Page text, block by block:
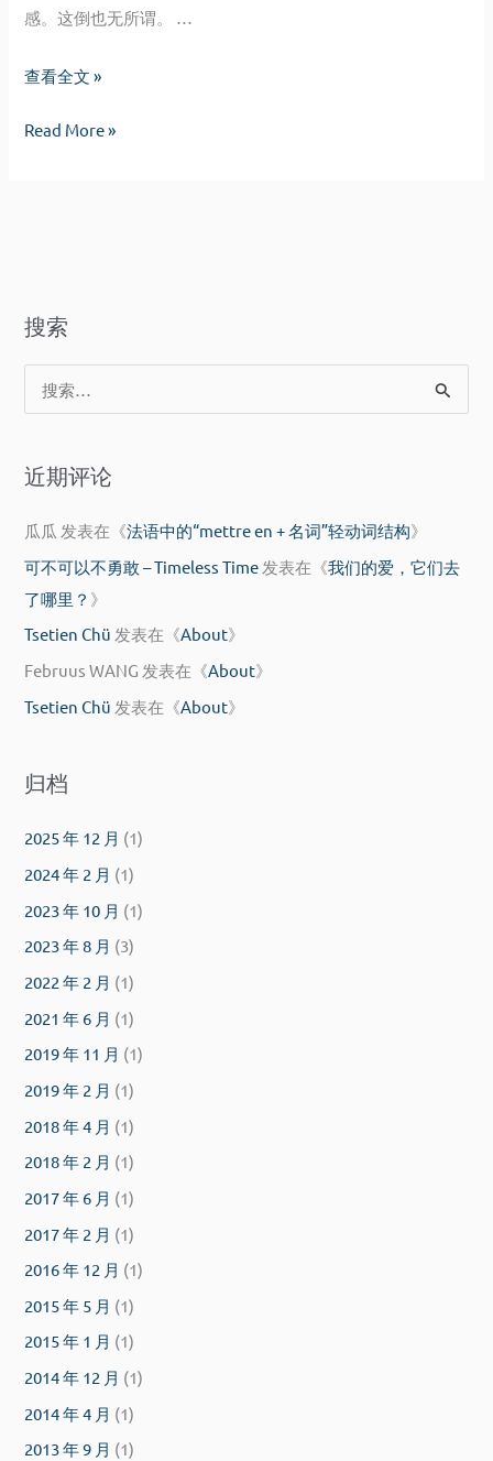
感。这倒也无所谓。 …
我
的
哪
里？
查看全文 »
我
了
哪
里？
Read More »
搜索
索
近期评论
瓜瓜 发表在《法语中的“mettre en + 名词”轻动词结构》
可不可以不勇敢 – Timeless Time 发表在《我们的爱，它们去
了哪里？ 》
Tsetien Chü 发表在《About》
Februus WANG 发表在《About》
Tsetien Chü 发表在《About》
归档
2025 年 12 月 (1)
2024 年 2 月 (1)
2023 年 10 月 (1)
2023 年 8 月 (3)
2022 年 2 月 (1)
2021 年 6 月 (1)
2019 年 11 月 (1)
2019 年 2 月 (1)
2018 年 4 月 (1)
2018 年 2 月 (1)
2017 年 6 月 (1)
2017 年 2 月 (1)
2016 年 12 月 (1)
2015 年 5 月 (1)
2015 年 1 月 (1)
2014 年 12 月 (1)
2014 年 4 月 (1)
2013 年 9 月 (1)